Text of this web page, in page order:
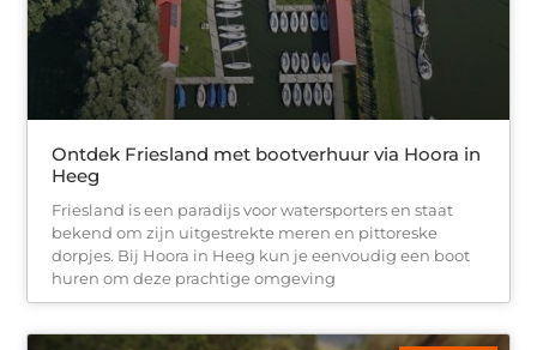
Ontdek Friesland met bootverhuur via Hoora in
Heeg
Friesland is een paradijs voor watersporters en staat
bekend om zijn uitgestrekte meren en pittoreske
dorpjes. Bij Hoora in Heeg kun je eenvoudig een boot
huren om deze prachtige omgeving